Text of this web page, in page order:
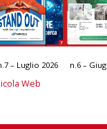
– Luglio 2026 n.6 –
Web